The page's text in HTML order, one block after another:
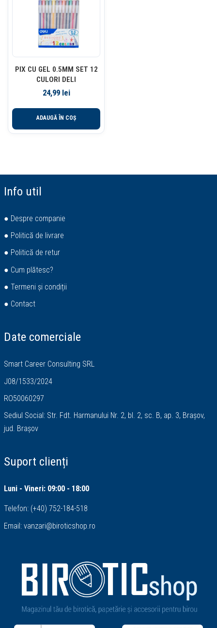
PIX CU GEL 0.5MM SET 12
CULORI DELI
24,99 lei
ADAUGĂ ÎN COȘ
Info util
● Despre companie
● Politică de livrare
● Politică de retur
● Cum plătesc?
● Termeni și condiții
● Contact
Date comerciale
Smart Career Consulting SRL
J08/1533/2024
RO50060297
Sediul Social: Str. Fdt. Harmanului Nr. 2, bl. 2, sc. B, ap. 3, Brașov,
jud. Brașov
Suport clienți
Luni - Vineri: 09:00 - 18:00
Telefon: (+40) 752-184-518
Email: vanzari@biroticshop.ro